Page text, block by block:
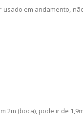
usado em andamento,
2m (boca), pode ir de